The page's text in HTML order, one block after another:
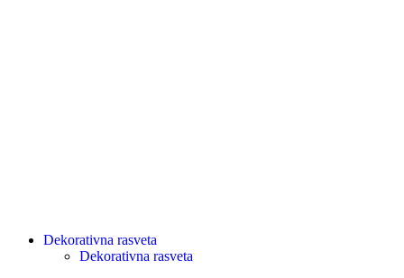
Dekorativna rasveta
Dekorativna rasveta